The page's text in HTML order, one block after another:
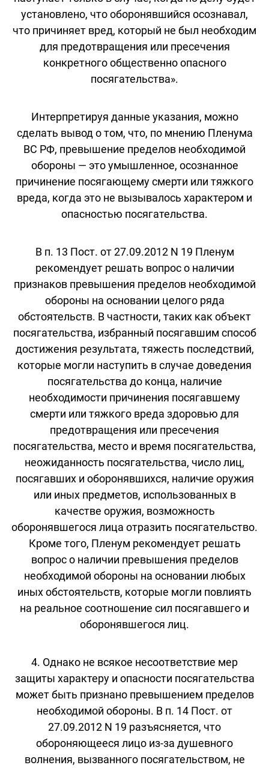
установлено, что оборонявшийся осознавал,
что причиняет вред, который не был необходим
для предотвращения или пресечения
конкретного общественно опасного
посягательства».
Интерпретируя данные указания, можно
сделать вывод о том, что, по мнению Пленума
ВС РФ, превышение пределов необходимой
обороны — это умышленное, осознанное
причинение посягающему смерти или тяжкого
вреда, когда это не вызывалось характером и
опасностью посягательства.
В п. 13 Пост. от 27.09.2012 N 19 Пленум
рекомендует решать вопрос о наличии
признаков превышения пределов необходимой
обороны на основании целого ряда
обстоятельств. В частности, таких как объект
посягательства, избранный посягавшим способ
достижения результата, тяжесть последствий,
которые могли наступить в случае доведения
посягательства до конца, наличие
необходимости причинения посягавшему
смерти или тяжкого вреда здоровью для
предотвращения или пресечения
посягательства, место и время посягательства,
неожиданность посягательства, число лиц,
посягавших и оборонявшихся, наличие оружия
или иных предметов, использованных в
качестве оружия, возможность
оборонявшегося лица отразить посягательство.
Кроме того, Пленум рекомендует решать
вопрос о наличии превышения пределов
необходимой обороны на основании любых
иных обстоятельств, которые могли повлиять
на реальное соотношение сил посягавшего и
оборонявшегося лиц.
4. Однако не всякое несоответствие мер
защиты характеру и опасности посягательства
может быть признано превышением пределов
необходимой обороны. В п. 14 Пост. от
27.09.2012 N 19 разъясняется, что
обороняющееся лицо из-за душевного
волнения, вызванного посягательством, не